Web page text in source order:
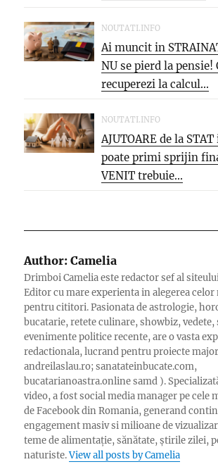
NOUTATI.INFO
Ai muncit in
NU se pierd la pensie!
recuperezi la calcul...
NOUTATI.INFO
AJUTOARE de la
poate primi sprijin
VENIT trebuie...
Author: Camelia
Drimboi Camelia este redactor sef al
Editor cu mare experienta in alegerea
pentru cititori. Pasionata de astrologie,
bucatarie, retete culinare, showbiz, vedete,
evenimente politice recente, are o vasta
redactionala, lucrand pentru proiecte
andreilaslau.ro; sanatateinbucate.com,
bucatarianoastra.online samd ).
video, a fost social media manager pe cele
de Facebook din Romania, generand
engagement masiv si milioane de
teme de alimentație, sănătate, știrile zilei,
naturiste.View all posts by Camelia